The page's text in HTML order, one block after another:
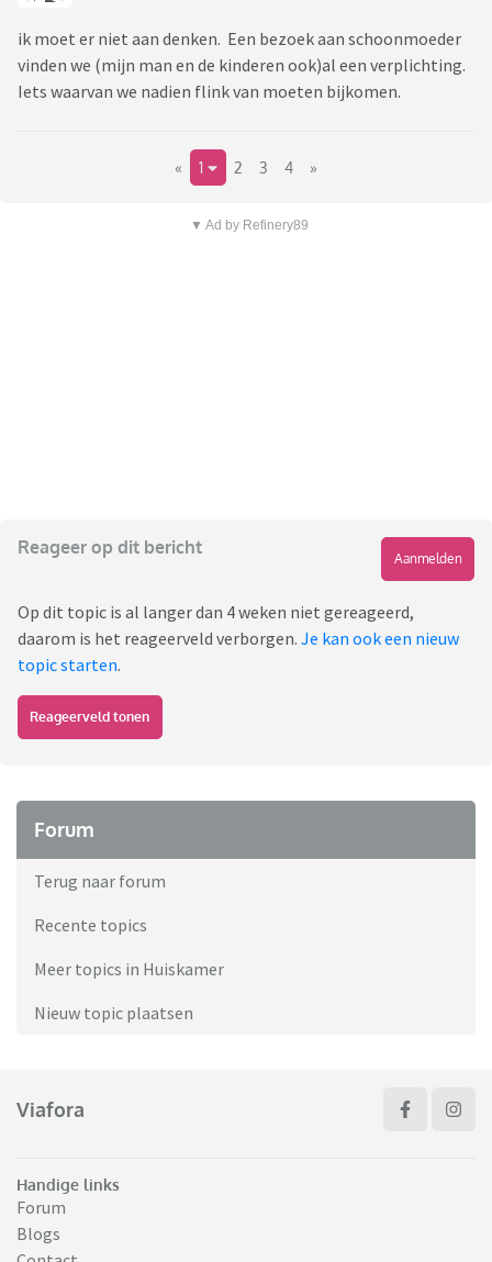
ik moet er niet aan denken. Een bezoek aan schoonmoeder
vinden we (mijn man en de kinderen ook)al een verplichting.
Iets waarvan we nadien flink van moeten bijkomen.
« 1 2 3 4 »
▼ Ad by Refinery89
Reageer op dit bericht
Aanmelden
Op dit topic is al langer dan 4 weken niet gereageerd,
daarom is het reageerveld verborgen. Je kan ook een nieuw
topic starten.
Reageerveld tonen
Forum
Terug naar forum
Recente topics
Meer topics in Huiskamer
Nieuw topic plaatsen
Viafora
Handige links
Forum
Blogs